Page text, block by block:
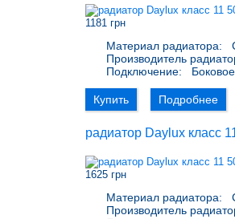
1181 грн
Материал радиатора:
Производитель
Подключение:
Купить Подробнее
радиатор Daylux класс
1625 грн
Материал радиатора:
Производитель